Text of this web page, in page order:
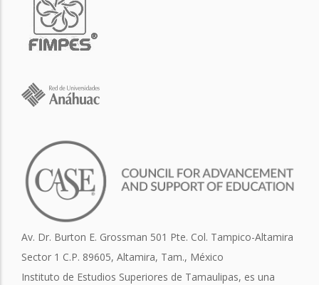
Av. Dr. Burton E. Grossman 501 Pte. Col. Tampico-Altamira
Sector 1 C.P. 89605, Altamira, Tam., México
Instituto de Estudios Superiores de Tamaulipas, es una